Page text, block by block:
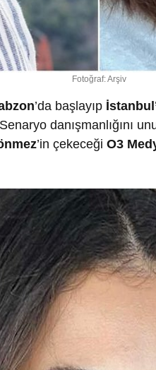
Fotoğraf: Arşiv
’da başlayıp
danışmanlığını
’in çekeceği O3